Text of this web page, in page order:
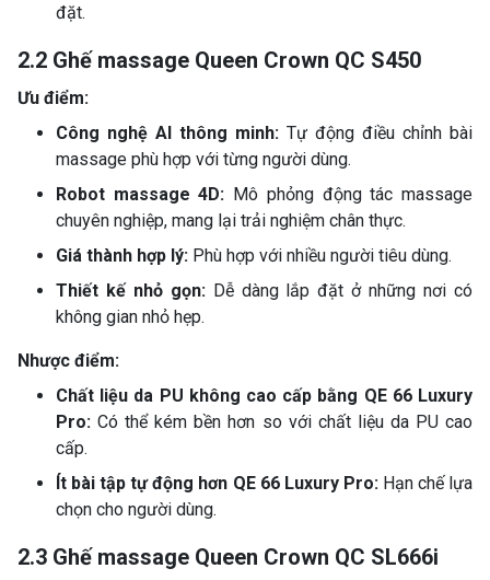
đặt.
2.2 Ghế massage Queen Crown QC S450
Ưu điểm:
Công nghệ AI thông minh: Tự động điều chỉnh bài
massage phù hợp với từng người dùng.
Robot massage 4D: Mô phỏng động tác massage
chuyên nghiệp, mang lại trải nghiệm chân thực.
Giá thành hợp lý: Phù hợp với nhiều người tiêu dùng.
Thiết kế nhỏ gọn:Dễ dàng lắp đặt ở những nơi có
không gian nhỏ hẹp.
Nhược điểm:
Chất liệu da PU không cao cấp bằng QE 66 Luxury
Pro:Có thể kém bền hơn so với chất liệu da PU cao
cấp.
Ít bài tập tự động hơn QE 66 Luxury Pro: Hạn chế lựa
chọn cho người dùng.
2.3 Ghế massage Queen Crown QC SL666i